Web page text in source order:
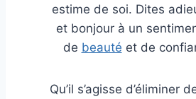
estime de soi. Dites
et bonjour à un
de beauté et de
Qu’il s’agisse d’éliminer